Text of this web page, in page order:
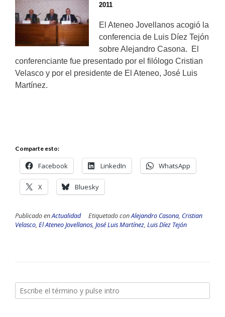
2011
El Ateneo Jovellanos acogió la
conferencia de Luis Díez Tejón
sobre Alejandro Casona. El
conferenciante fue presentado por el filólogo Cristian
Velasco y por el presidente de El Ateneo, José Luis
Martínez.
Comparte esto:
Facebook LinkedIn WhatsApp
X Bluesky
Publicado enActualidad Etiquetado conAlejandro Casona, Cristian
Velasco, El Ateneo Jovellanos, José Luis Martínez, Luis Díez Tejón